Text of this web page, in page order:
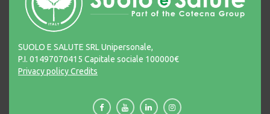
SUOLO E SALUTE SRL Unipersonale,
P.I. 01497070415 Capitale sociale 100000€
Privacy policyCredits